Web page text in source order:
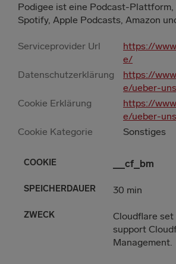
Podigee ist eine Podcast-
Spotify, Apple Podcasts, Amazon
Serviceprovider Url
https://
e/
Datenschutzerklärung
https://
e/ueber-
Cookie Erklärung
https://
e/ueber-
Cookie Kategorie
Sonstiges
__cf_bm
30 min
Cloudflare
support
Management.